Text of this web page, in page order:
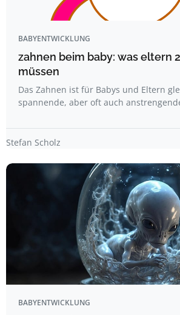
BABYENTWICKLUNG
zahnen beim baby: was eltern
müssen
Das Zahnen ist für Babys und Eltern
spannende, aber oft auch
Stefan Scholz
BABYENTWICKLUNG